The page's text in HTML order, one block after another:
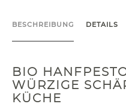
BESCHREIBUNG DETAILS
BIO
WÜRZIGE
KÜCHE